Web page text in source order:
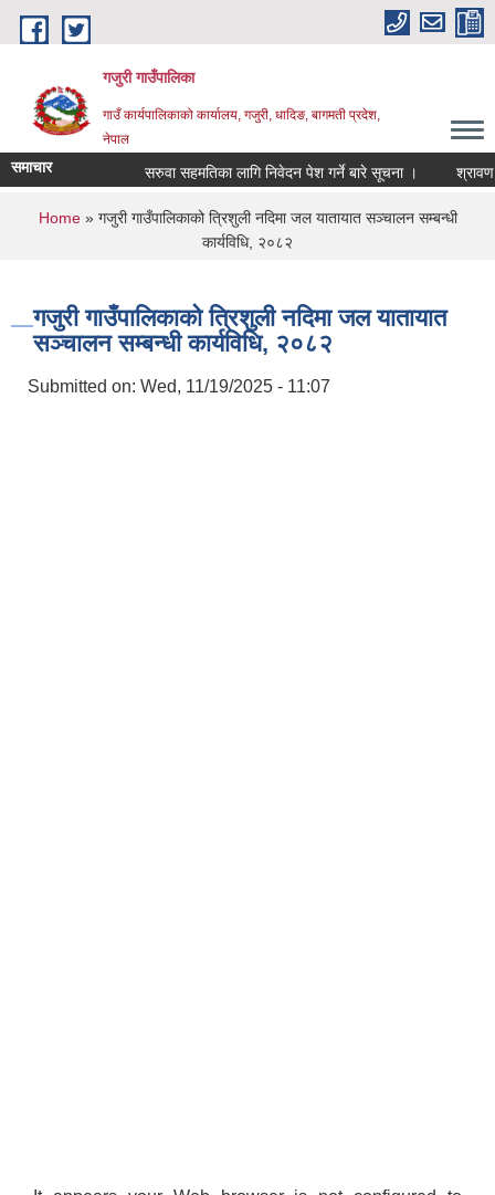
Skip to main content
गजुरी गाउँपालिका
गाउँ कार्यपालिकाको कार्यालय, गजुरी, धादिङ, बागमती प्रदेश,
नेपाल
समाचार सरुवा सहमतिका लागि निवेदन पेश गर्ने बारे सूचना । श्रावण
You are here
Home» गजुरी गाउँपालिकाको त्रिशुली नदिमा जल यातायात सञ्‍चालन सम्बन्धी
कार्यविधि, २०८२
गजुरी गाउँपालिकाको त्रिशुली नदिमा जल यातायात
सञ्‍चालन सम्बन्धी कार्यविधि, २०८२
Submitted on: Wed, 11/19/2025 - 11:07